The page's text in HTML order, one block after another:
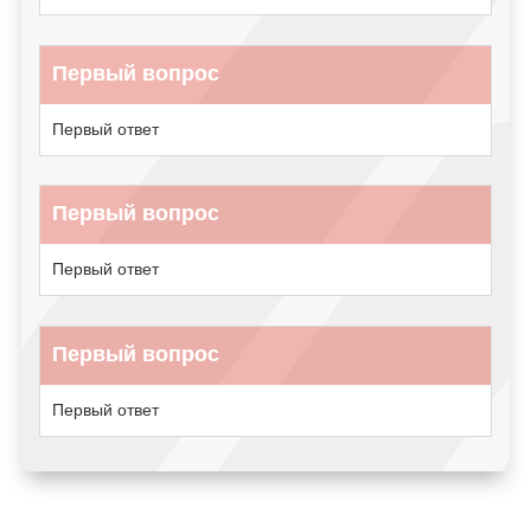
Первый вопрос
Первый ответ
Первый вопрос
Первый ответ
Первый вопрос
Первый ответ